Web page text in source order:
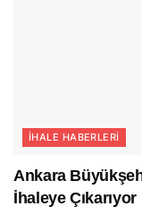
İHALE HABERLERI
Ankara
İhaleye Çıkarıyor